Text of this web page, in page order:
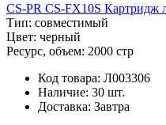
CS-PR CS-FX10S Картридж
Тип: совместимый
Цвет: черный
Ресурс, объем: 2000 стр
Код товара: Л003306
Наличие: 30 шт.
Доставка: Завтра